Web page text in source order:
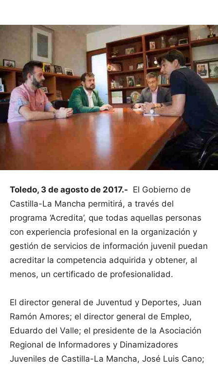
Toledo, 3 de agosto de 2017.- El Gobierno de
Castilla-La Mancha permitirá, a través del
programa ‘Acredita’, que todas aquellas personas
con experiencia profesional en la organización y
gestión de servicios de información juvenil puedan
acreditar la competencia adquirida y obtener, al
menos, un certificado de profesionalidad.
El director general de Juventud y Deportes, Juan
Ramón Amores; el director general de Empleo,
Eduardo del Valle; el presidente de la Asociación
Regional de Informadores y Dinamizadores
Juveniles de Castilla-La Mancha, José Luis Cano;